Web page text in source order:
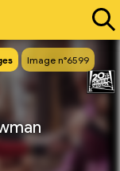
Image n°6599